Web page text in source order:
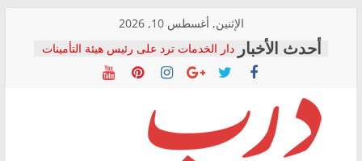
content
الإثنين, أغسطس 10, 2026
المجلس القومي لحقوق الإنسان يعلن
متابعة قضية الدكتور محمد زهران.. ويؤكد:
قرينة البراءة وضمانات المحاكمة العادلة
حق أصيل
بعد مؤتمره الصحفي: إنكار الأزمة لا ينهي
معاناة أصحاب المعاشات.. ونطالب بكشف
الشركة المنفذة